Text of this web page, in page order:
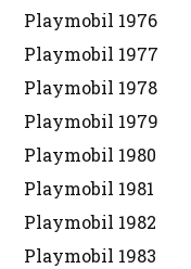
Playmobil 1976
Playmobil 1977
Playmobil 1978
Playmobil 1979
Playmobil 1980
Playmobil 1981
Playmobil 1982
Playmobil 1983